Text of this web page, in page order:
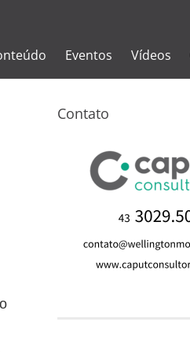
Eventos Vídeos
Contato